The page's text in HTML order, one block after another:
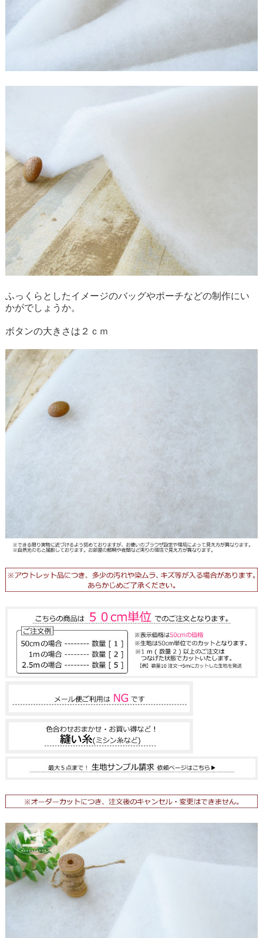
ふっくらとしたイメージのバッグやポーチなどの制作にい
かがでしょうか。
ボタンの大きさは２ｃｍ